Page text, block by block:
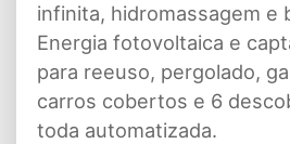
infinita, hidromassagem e
Energia fotovoltaica e
para reeuso, pergolado,
carros cobertos e 6
toda automatizada.